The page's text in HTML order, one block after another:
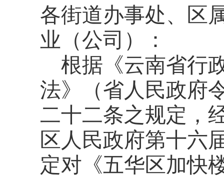
各街道办事处、区
业（公司）：
根据《云南省行
法》（省人民政府
二十二条之规定，
区人民政府第十六
定对《五华区加快